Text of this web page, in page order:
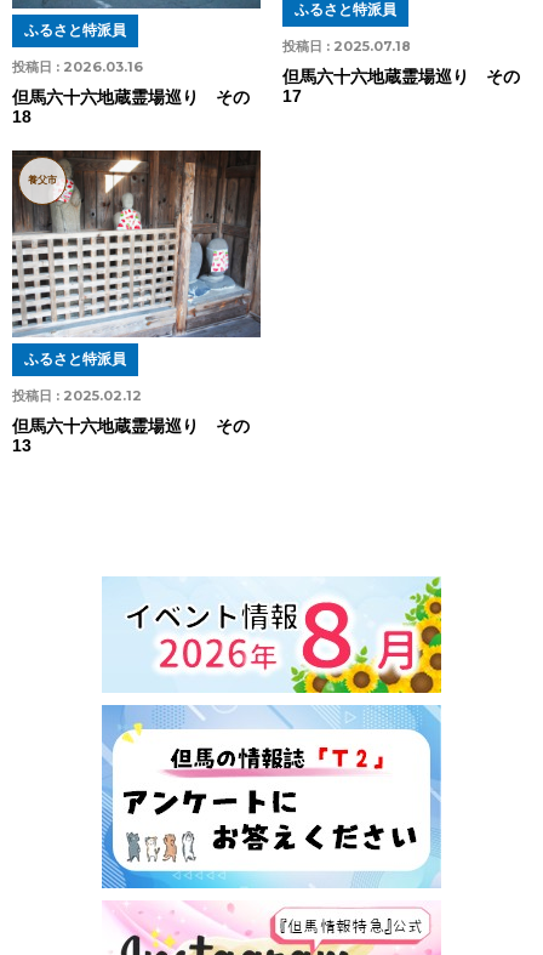
投稿日 : 2026.03.16
ふるさと特派員
但馬六十六地蔵霊場巡り その
18
投稿日 : 2025.07.18
ふるさと特派員
但馬六十六地蔵霊場巡り その
17
養父市
投稿日 : 2025.02.12
ふるさと特派員
但馬六十六地蔵霊場巡り その
13